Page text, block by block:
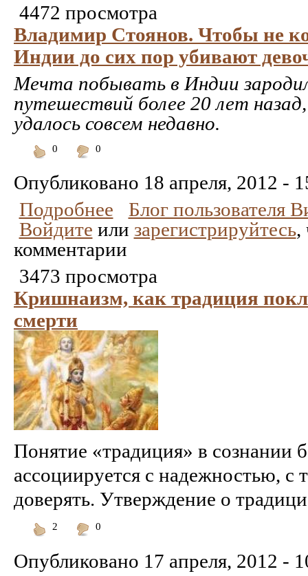
4472 просмотра
Владимир Стоянов. Чтобы не
Индии до сих пор убивают
Мечта побывать в Индии
путешествий более 20 лет
удалось совсем недавно.
0
0
Опубликовано 18 апреля, 2012 -
Подробнее
Блог пользователя
Войдите или зарегистрируйтесь,
комментарии
3473 просмотра
Кришнаизм, как традиция
смерти
Понятие «традиция» в сознании
ассоциируется с надежностью, с
доверять. Утверждение о
2
0
Опубликовано 17 апреля, 2012 -